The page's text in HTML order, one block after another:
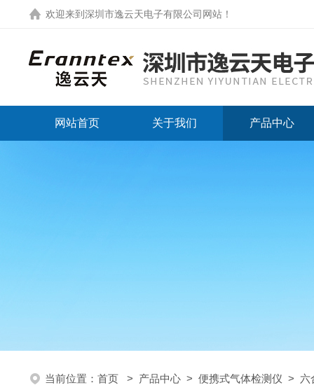
欢迎来到 深圳市逸云天电子有限公司网站 ！
网站首页 关于我们 产品中心
当前位置： 首页 > 产品中心 > 便携式气体检测仪 > 六